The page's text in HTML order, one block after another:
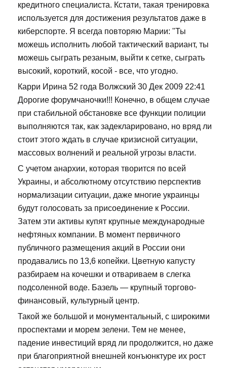
кредитного специалиста. Кстати, такая тренировка
используется для достижения результатов даже в
киберспорте. Я всегда повторяю Марии: "Ты
можешь исполнить любой тактический вариант, ты
можешь сыграть резаным, выйти к сетке, сыграть
высокий, короткий, косой - все, что угодно.
Карри Ирина 52 года Волжский 30 Дек 2009 22:41
Дорогие форумчаночки!!! Конечно, в общем случае
при стабильной обстановке все функции полиции
выполняются так, как задекларировано, но вряд ли
стоит этого ждать в случае кризисной ситуации,
массовых волнений и реальной угрозы власти.
С учетом анархии, которая творится по всей
Украины, и абсолютному отсутствию перспектив
нормализации ситуации, даже многие украинцы
будут голосовать за присоединение к России.
Затем эти активы купят крупные международные
нефтяных компании. В момент первичного
публичного размещения акций в России они
продавались по 13,6 копейки. Цветную капусту
разбираем на кочешки и отвариваем в слегка
подсоленной воде. Базель — крупный торгово-
финансовый, культурный центр.
Такой же большой и монументальный, с широкими
проспектами и морем зелени. Тем не менее,
падение инвестиций вряд ли продолжится, но даже
при благоприятной внешней конъюнктуре их рост